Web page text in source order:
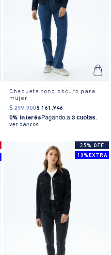
Chaqueta tono oscuro para
mujer
$ 299.900$ 161 .946
0% Interés Pagando a 3 cuotas.
ver bancos.
35% OFF
10%EXTRA